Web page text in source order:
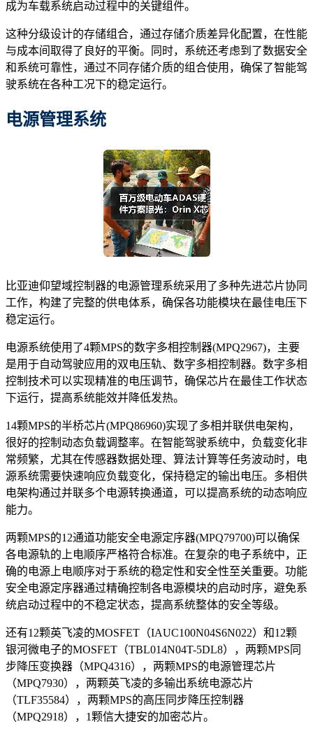
成为车载系统启动过程中的关键组件。
这种分级设计的存储组合，通过存储介质差异化配置，在性能
与成本间取得了良好的平衡。同时，系统还考虑到了数据安全
和系统可靠性，通过不同存储介质的组合使用，确保了智能驾
驶系统在各种工况下的稳定运行。
电源管理系统
比亚迪仰望域控制器的电源管理系统采用了多种先进芯片协同
工作，构建了完整的供电体系，确保各功能模块在最佳电压下
稳定运行。
电源系统使用了4颗MPS的数字多相控制器(MPQ2967)，主要
是用于自动驾驶应用的双电压轨、数字多相控制器。数字多相
控制技术可以实现精准的电压调节，确保芯片在最佳工作状态
下运行，提高系统能效并降低发热。
14颗MPS的半桥芯片(MPQ86960)实现了多相并联供电架构，
很好的控制动态负载调整率。在智能驾驶系统中，负载变化非
常频繁，尤其在传感器数据处理、算法计算等任务波动时，电
源系统需要快速响应负载变化，保持稳定的输出电压。多相供
电架构通过并联多个电源转换通道，可以提高系统的动态响应
能力。
两颗MPS的12通道功能安全电源定序器(MPQ79700)可以确保
各电源轨的上电顺序严格符合标准。在复杂的电子系统中，正
确的电源上电顺序对于系统的稳定性和安全性至关重要。功能
安全电源定序器通过精确控制各电源模块的启动时序，避免系
统启动过程中的不稳定状态，提高系统整体的安全等级。
还有12颗英飞凌的MOSFET（IAUC100N04S6N022）和12颗
银河微电子的MOSFET（TBL014N04T-5DL8），两颗MPS同
步降压变换器（MPQ4316），两颗MPS的电源管理芯片
（MPQ7930），两颗英飞凌的多输出系统电源芯片
（TLF35584），两颗MPS的高压同步降压控制器
（MPQ2918），1颗信大捷安的加密芯片。